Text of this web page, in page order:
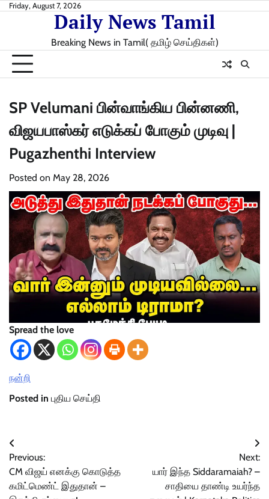
SkipFriday, August 7, 2026
Daily News Tamil
Breaking News in Tamil( தமிழ் செய்திகள்)
SP Velumani பின்வாங்கிய பின்னணி,
விஜயபாஸ்கர் எடுக்கப் போகும் முடிவு |
Pugazhenthi Interview
Posted on May 28, 2026
Spread the love
நன்றி
Posted in புதிய செய்தி
Post
navigation
Previous:
CM விஜய் எனக்கு கொடுத்த
கமிட்மெண்ட் இதுதான் –
Next:
யார் இந்த Siddaramaiah? –
சாதியை தாண்டி உயர்ந்த